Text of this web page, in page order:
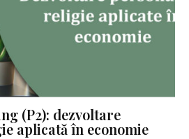
(P2): dezvoltare
aplicată în economie